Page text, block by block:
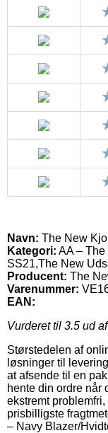
Navn: The New
Kategori: AA –
SS21,The New
Producent: The
Varenummer:
EAN:
Vurderet til 3.5 ud
Størstedelen af
løsninger til
at afsende til en
hente din ordre når
ekstremt
prisbilligste
– Navy Blazer/